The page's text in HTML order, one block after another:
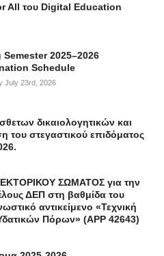
All του Digital Education
Semester 2025–2026
Schedule
July 23rd, 2026
δικαιολογητικών και
του στεγαστικού επιδόματος
ΣΩΜΑΤΟΣ για την
ΔΕΠ στη βαθμίδα του
αντικείμενο «Τεχνική
Πόρων» (APP 42643)